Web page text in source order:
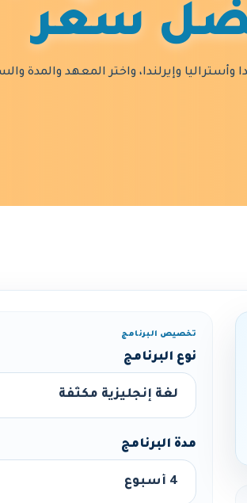
سعر
وأستراليا وإيرلندا، واختر المعهد والمدة
تخصيص البرنامج
نوع البرنامج
مدة البرنامج